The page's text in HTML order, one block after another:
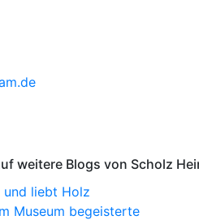
weitere Blogs von Scholz
und liebt Holz
Museum begeisterte